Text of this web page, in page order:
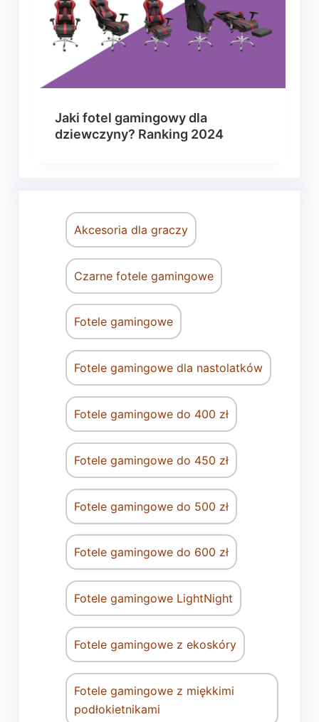
Jaki fotel gamingowy dla
dziewczyny? Ranking 2024
Akcesoria dla graczy
Czarne fotele gamingowe
Fotele gamingowe
Fotele gamingowe dla nastolatków
Fotele gamingowe do 400 zł
Fotele gamingowe do 450 zł
Fotele gamingowe do 500 zł
Fotele gamingowe do 600 zł
Fotele gamingowe LightNight
Fotele gamingowe z ekoskóry
Fotele gamingowe z miękkimi
podłokietnikami